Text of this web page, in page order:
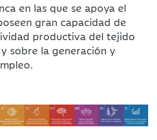
en las que se apoya el
gran capacidad de
productiva del tejido
sobre la generación y